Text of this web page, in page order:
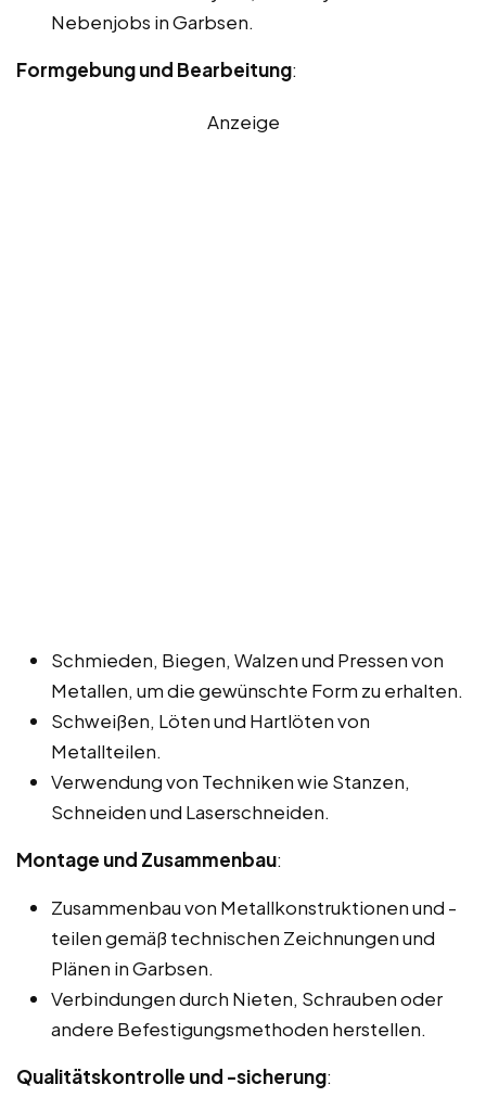
Nebenjobs in Garbsen.
Formgebung und Bearbeitung:
Anzeige
Schmieden, Biegen, Walzen und Pressen von
Metallen, um die gewünschte Form zu erhalten.
Schweißen, Löten und Hartlöten von
Metallteilen.
Verwendung von Techniken wie Stanzen,
Schneiden und Laserschneiden.
Montage und Zusammenbau:
Zusammenbau von Metallkonstruktionen und -
teilen gemäß technischen Zeichnungen und
Plänen in Garbsen.
Verbindungen durch Nieten, Schrauben oder
andere Befestigungsmethoden herstellen.
Qualitätskontrolle und -sicherung: